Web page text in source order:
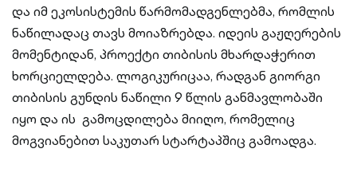
და იმ ეკოსისტემის წარმომადგენლებმა, რომლის
ნაწილადაც თავს მოიაზრებდა. იდეის გაჟღერების
მომენტიდან, პროექტი თიბისის მხარდაჭერით
ხორციელდება. ლოგიკურიცაა, რადგან გიორგი
თიბისის გუნდის ნაწილი 9 წლის განმავლობაში
იყო და ის გამოცდილება მიიღო, რომელიც
მოგვიანებით საკუთარ სტარტაპშიც გამოადგა.